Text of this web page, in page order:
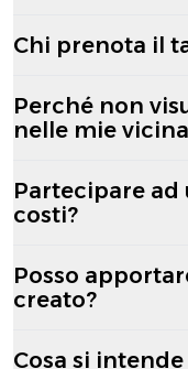
Chi prenota il
Perché non
nelle mie
Partecipare
costi?
Posso
creato?
Cosa si